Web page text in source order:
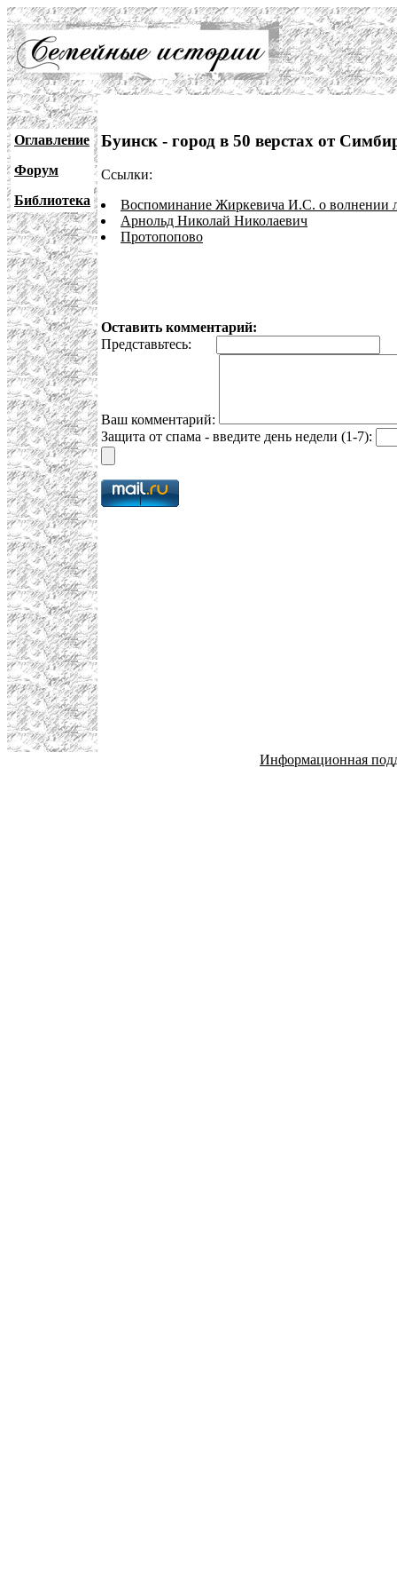
Оглавление
Форум
Библиотека
Буинск - город в 50 верстах от
Ссылки:
Воспоминание Жиркевича И.С. о волнении
Арнольд Николай Николаевич
Протопопово
Оставить комментарий:
Представьтесь:
Ваш комментарий:
Защита от спама - введите день недели (1-7):
Информационная